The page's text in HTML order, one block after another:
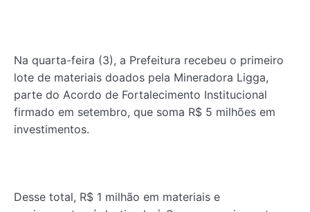
Na quarta-feira (3), a Prefeitura recebeu o primeiro
lote de materiais doados pela Mineradora Ligga,
parte do Acordo de Fortalecimento Institucional
firmado em setembro, que soma R$ 5 milhões em
investimentos.
Desse total, R$ 1 milhão em materiais e